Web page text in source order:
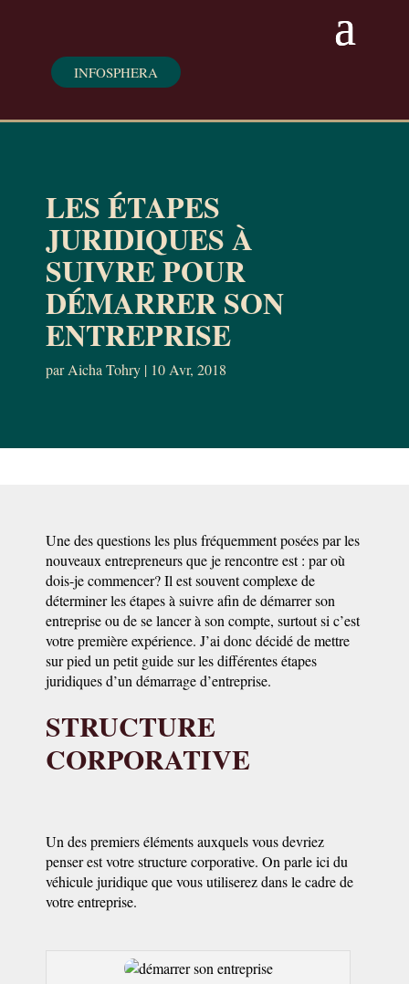
INFOSPHERA
LES ÉTAPES
JURIDIQUES À
SUIVRE POUR
DÉMARRER SON
ENTREPRISE
parAicha Tohry | 10 Avr, 2018
Une des questions les plus fréquemment posées par les
nouveaux entrepreneurs que je rencontre est : par où
dois-je commencer? Il est souvent complexe de
déterminer les étapes à suivre afin de démarrer son
entreprise ou de se lancer à son compte, surtout si c’est
votre première expérience. J’ai donc décidé de mettre
sur pied un petit guide sur les différentes étapes
juridiques d’un démarrage d’entreprise.
STRUCTURE
CORPORATIVE
Un des premiers éléments auxquels vous devriez
penser est votre structure corporative. On parle ici du
véhicule juridique que vous utiliserez dans le cadre de
votre entreprise.